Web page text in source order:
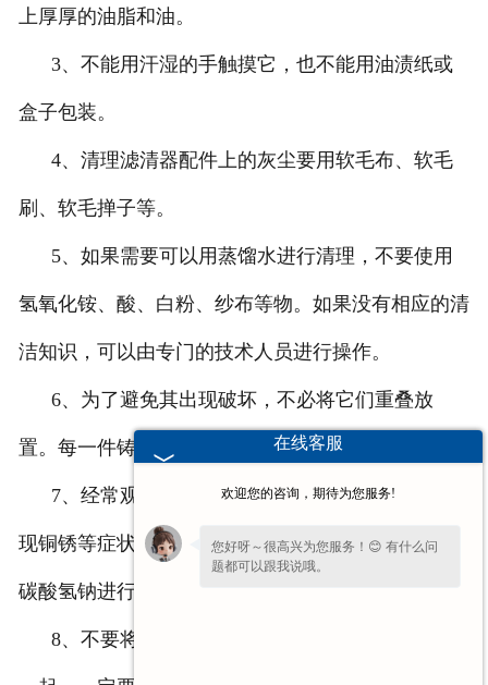
上厚厚的油脂和油。
3、不能用汗湿的手触摸它，也不能用油渍纸或
盒子包装。
4、清理滤清器配件上的灰尘要用软毛布、软毛
刷、软毛掸子等。
5、如果需要可以用蒸馏水进行清理，不要使用
氢氧化铵、酸、白粉、纱布等物。如果没有相应的清
洁知识，可以由专门的技术人员进行操作。
6、为了避免其出现破坏，不必将它们重叠放
置。每一件铸件都要放在单独的盒子里。
7、经常观察滤清器配件工艺品的变化。一旦发
现铜锈等症状，应及时处理。方法可以是半碳酸钠及
碳酸氢钠进行清洗。
8、不要将其与容易发生侵蚀等反应的物质放在
在线客服
欢迎您的咨询，期待为您服务!
您好呀～很高兴为您服务！😊 有什么问
题都可以跟我说哦。